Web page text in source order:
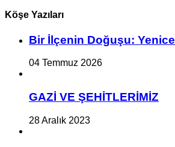
Köşe Yazıları
Bir İlçe­nin Do­ğu­şu:
04 Temmuz 2026
GAZİ VE ŞEHİTLERİMİZ
28 Aralık 2023